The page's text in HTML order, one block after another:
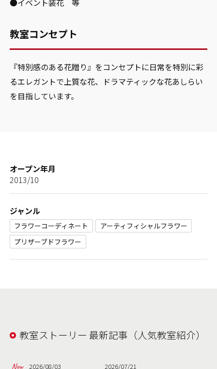
●イベント装花 等
教室コンセプト
『特別感のある花贈り』をコンセプトに日常を特別に彩
るエレガントで上質な花、ドラマティックな花あしらい
を目指しています。
オープン年月
2013/10
ジャンル
フラワーコーディネート
アーティフィシャルフラワー
プリザーブドフラワー
教室ストーリー 最新記事（人気教室紹介）
2026/08/03 2026/07/21